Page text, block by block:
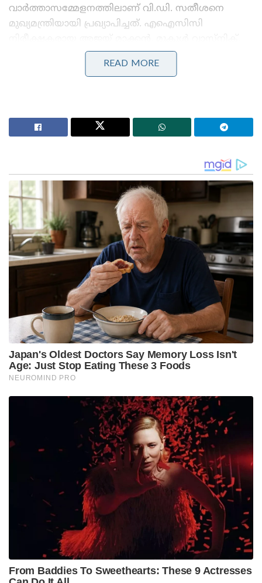
വാർത്താസമ്മേളനത്തിലാണ് വി.ഡി. സതീശനെ
മുഖ്യമന്ത്രിയായി പ്രഖ്യാപിച്ചത്. എഐസിസി
കേരളത്തിന്റെ ചുമതലയുള്ള ദീപാദാസ് മുൻഷി
എന്നിവരാണ് പ്രഖ്യാപനം നടത്തിയത്. നിയമസഭാ
ദിവസങ്ങളോളം നീണ്ട അനിശ്ചിതത്വങ്ങൾക്കും
തർക്കങ്ങൾക്കുമാണ് ഇതോടെ ഔദ്യോഗികമായി
Stories you may like
വീണ്ടും ന്യൂനമർദ്ദം ; സംസ്ഥാനത്ത് പരക്കെ ജാഗ്രത,
നാളെ 7 ജില്ലകളിൽ ഓറഞ്ച് അലർട്ട്
‘തമിഴ്‌നാട്ടിലെ ബസ് കണ്ടിട്ടുണ്ടോ?, നമ്മുടെ KSRTC
ബസിൽ ഡ്രൈവറോ കണ്ടക്ടറോ ഒരു തുള്ളി
വെള്ളമൊഴിക്കുന്നത് കണ്ടിട്ടുണ്ടോ?’: രമേശ്
ചെന്നിത്തല!
pc george
READ MORE